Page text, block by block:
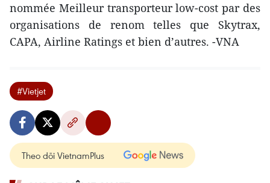
nommée Meilleur transporteur low-cost par des
organisations de renom telles que Skytrax,
CAPA, Airline Ratings et bien d’autres. -VNA
#Vietjet
Theo dõi VietnamPlus